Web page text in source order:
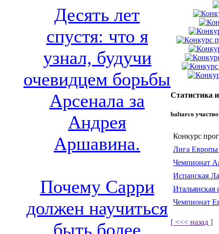
Десять лет
спустя: что я
узнал, будучи
очевидцем борьбы
Арсенала за
Андрея
Аршавина.
Почему Сарри
должен научиться
быть более
Статистика
baltarco
Конкурс
Лига Европы
Чемпионат
Испанская
Итальянская
Чемпионат
[ <<< назад ]